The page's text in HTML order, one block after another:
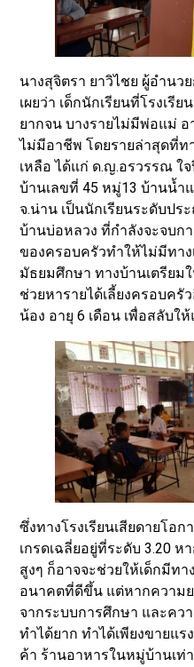
นางสุจิตรา ยาวิไชย ผู้อำนว
เผยว่า เด็กนักเรียนที่โรงเรี
ยากจน บางรายไม่มีพ่อแม่
ไม่มีอาชีพ โดยรายล่าสุดที่ท
เหลือ ได้แก่ ด.ญ.อรวรรณ ใ
บ้านเลขที่ 45 หมู่13 บ้านน้ำ
จ.น่าน เป็นนักเรียนระดับปร
บ้านบ่อหลวง ที่กำลังจะจบ
ของครอบครัวทำให้ไม่มีทาง
มัธยมศึกษา ทางบ้านเตรียม
ช่วยหารายได้เลี้ยงครอบครั
น้อง อายุ 6 เดือน เพื่อสลับใ
ซึ่งทางโรงเรียนเสียดายโอ
เกรดเฉลี่ยอยู่ที่ระดับ 3.20
สูงๆ ก็อาจจะช่วยให้เด็กมีท
อนาคตที่ดีขึ้น แต่หากความ
จากระบบการศึกษา และค
ทำได้ยาก ทำได้เพียงขายแ
ค้า ร้านอาหารในหมู่บ้านเท่